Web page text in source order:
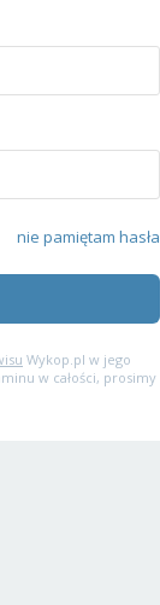
nie pamiętam hasła
Wykop.pl w jego
w całości, prosimy